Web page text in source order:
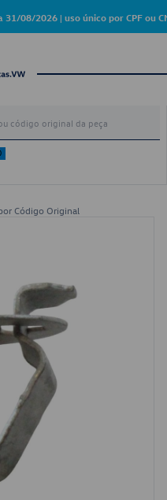
31/08/2026 | uso único por CPF ou
Código Original